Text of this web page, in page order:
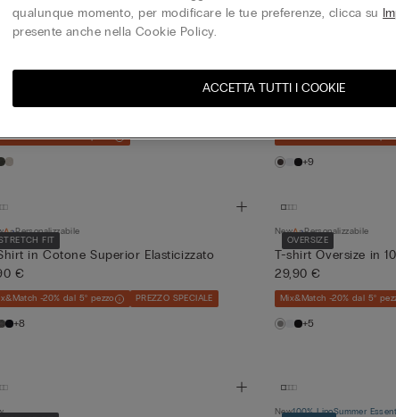
100% LinoSummer Essential
€
-20% dal 5° pezzo
New
T-Shirt Cotone
29,90 €
Mix&Match -20% dal 5°
+9
FIT
Personalizzabile
in Cotone Superior Elasticizzato
€
-20% dal 5° pezzo PREZZO SPECIALE
+8
OVERSIZE
New Personalizzabile
T-shirt Oversize in
29,90 €
Mix&Match -20% dal 5°
+5
New100% LinoSummer
qualunque momento, per modificare le tue preferenze, clicca su
presente anche nella Cookie Policy.
ACCETTA TUTTI I COOKIE